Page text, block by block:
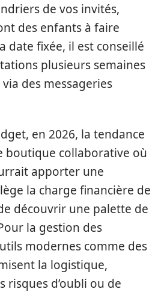
de vos invités,
des enfants à faire
date fixée, il est conseillé
plusieurs semaines
via des messageries
en 2026, la tendance
boutique collaborative où
apporter une
la charge financière de
découvrir une palette de
la gestion des
modernes comme des
la logistique,
risques d’oubli ou de